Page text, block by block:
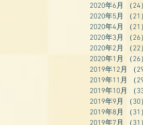
2020年6月
（24）
2020年5月
（21）
2020年4月
（21）
2020年3月
（26）
2020年2月
（22）
2020年1月
（26）
2019年12月
（
2019年11月
（
2019年10月
（
2019年9月
（30）
2019年8月
（31）
2019年7月
（31）